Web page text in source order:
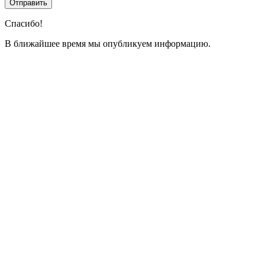
Спасибо!
В ближайшее время мы опубликуем информацию.